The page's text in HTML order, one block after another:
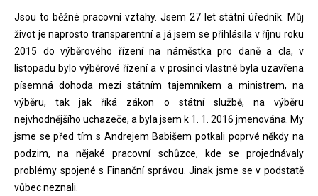
Jsou to běžné pracovní vztahy. Jsem 27 let státní úředník. Můj
život je naprosto transparentní a já jsem se přihlásila v říjnu roku
2015 do výběrového řízení na náměstka pro daně a cla, v
listopadu bylo výběrové řízení a v prosinci vlastně byla uzavřena
písemná dohoda mezi státním tajemníkem a ministrem, na
výběru, tak jak říká zákon o státní službě, na výběru
nejvhodnějšího uchazeče, a byla jsem k 1. 1. 2016 jmenována. My
jsme se před tím s Andrejem Babišem potkali poprvé někdy na
podzim, na nějaké pracovní schůzce, kde se projednávaly
problémy spojené s Finanční správou. Jinak jsme se v podstatě
vůbec neznali.